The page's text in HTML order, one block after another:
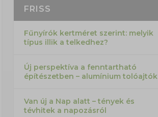
FRISS
Fűnyírók kertméret szerint: melyik
típus illik a telkedhez?
Új perspektíva a fenntartható
építészetben – alumínium tolóajtók
Van új a Nap alatt – tények és
tévhitek a napozásról